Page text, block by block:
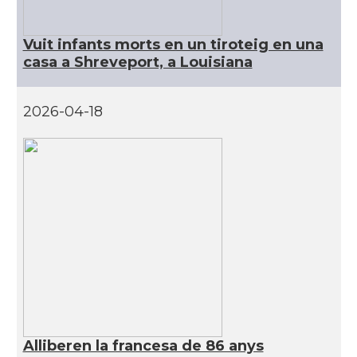
CAMON Catalans a INDIANA
Vuit infants morts en un tiroteig en una
casa a Shreveport, a Louisiana
2026-04-18
Alliberen la francesa de 86 anys